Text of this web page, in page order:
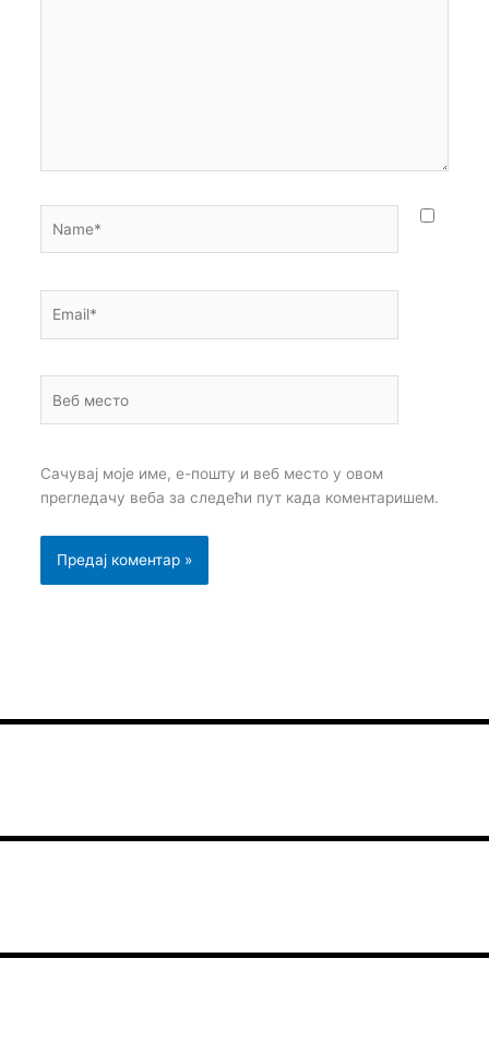
место
Сачувај моје име, е-пошту и веб место у овом
прегледачу веба за следећи пут када коментаришем.